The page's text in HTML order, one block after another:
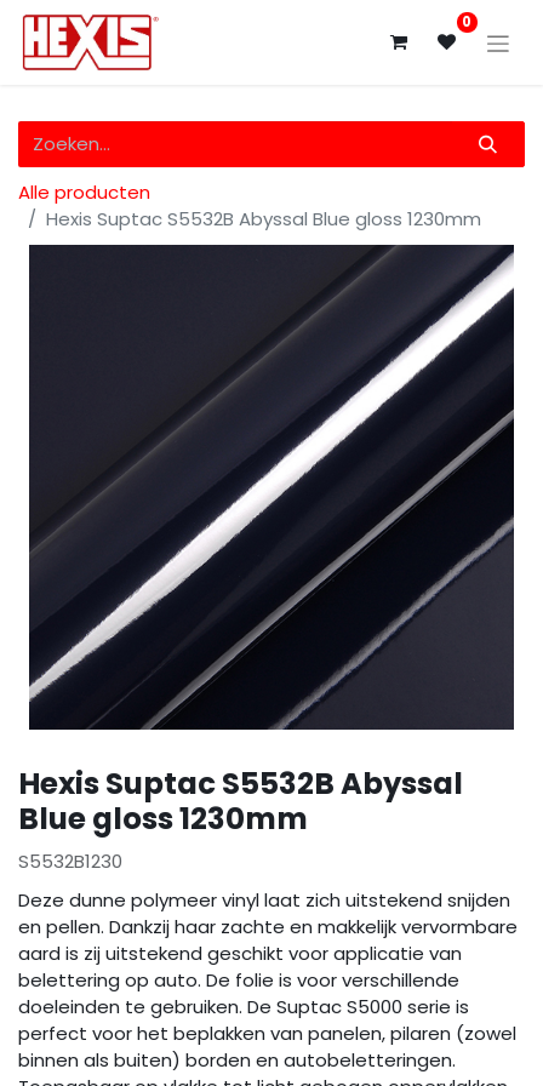
0
Alle producten
Hexis Suptac S5532B Abyssal Blue gloss 1230mm
Hexis Suptac S5532B Abyssal
Blue gloss 1230mm
S5532B1230
Deze dunne polymeer vinyl laat zich uitstekend snijden
en pellen. Dankzij haar zachte en makkelijk vervormbare
aard is zij uitstekend geschikt voor applicatie van
belettering op auto. De folie is voor verschillende
doeleinden te gebruiken. De Suptac S5000 serie is
perfect voor het beplakken van panelen, pilaren (zowel
binnen als buiten) borden en autobeletteringen.